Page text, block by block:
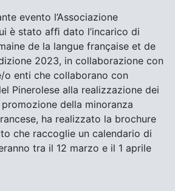
evento l’Associazione
è stato afﬁ dato l’incarico di
de la langue française et de
2023, in collaborazione con
o enti che collaborano con
Pinerolese alla realizzazione dei
della minoranza
ha realizzato la brochure
che raccoglie un calendario di
tra il 12 marzo e il 1 aprile